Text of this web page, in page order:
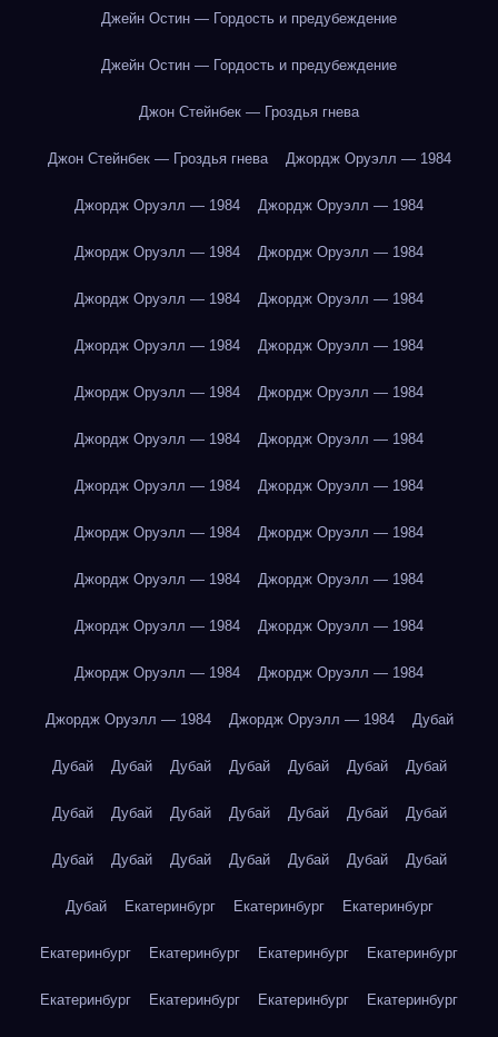
Джейн Остин — Гордость и предубеждение
Джейн Остин — Гордость и предубеждение
Джон Стейнбек — Гроздья гнева
Джон Стейнбек — Гроздья гнева Джордж Оруэлл — 1984
Джордж Оруэлл — 1984 Джордж Оруэлл — 1984
Джордж Оруэлл — 1984 Джордж Оруэлл — 1984
Джордж Оруэлл — 1984 Джордж Оруэлл — 1984
Джордж Оруэлл — 1984 Джордж Оруэлл — 1984
Джордж Оруэлл — 1984 Джордж Оруэлл — 1984
Джордж Оруэлл — 1984 Джордж Оруэлл — 1984
Джордж Оруэлл — 1984 Джордж Оруэлл — 1984
Джордж Оруэлл — 1984 Джордж Оруэлл — 1984
Джордж Оруэлл — 1984 Джордж Оруэлл — 1984
Джордж Оруэлл — 1984 Джордж Оруэлл — 1984
Джордж Оруэлл — 1984 Джордж Оруэлл — 1984
Джордж Оруэлл — 1984 Джордж Оруэлл — 1984 Дубай
Дубай Дубай Дубай Дубай Дубай Дубай Дубай
Дубай Дубай Дубай Дубай Дубай Дубай Дубай
Дубай Дубай Дубай Дубай Дубай Дубай Дубай
Дубай Екатеринбург Екатеринбург Екатеринбург
Екатеринбург Екатеринбург Екатеринбург Екатеринбург
Екатеринбург Екатеринбург Екатеринбург Екатеринбург